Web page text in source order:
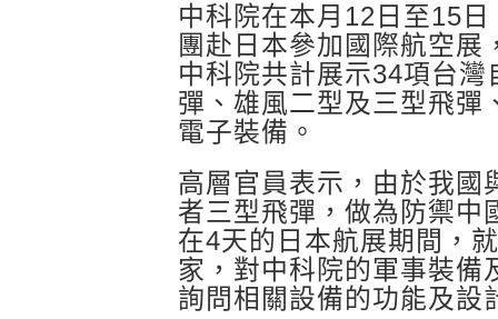
中科院在本月12日至15
團赴日本參加國際航空
中科院共計展示34項台
彈、雄風二型及三型飛彈
電子裝備。
高層官員表示，由於我國
者三型飛彈，做為防禦中
在4天的日本航展期間，
家，對中科院的軍事裝備
詢問相關設備的功能及設